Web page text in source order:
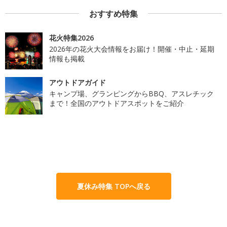
おすすめ特集
花火特集2026
2026年の花火大会情報をお届け！開催・中止・延期
情報も掲載
アウトドアガイド
キャンプ場、グランピングからBBQ、アスレチック
まで！全国のアウトドアスポットをご紹介
夏休み特集 TOPへ戻る